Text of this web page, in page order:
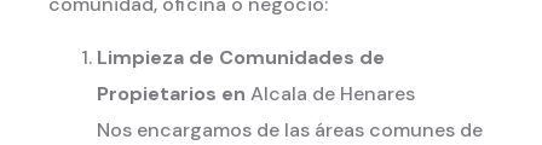
Limpieza de Comunidades de
Propietarios en Alcala de Henares
Nos encargamos de las áreas comunes de